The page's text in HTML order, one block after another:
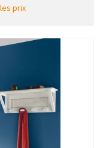
prix